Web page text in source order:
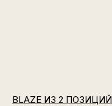
BLAZE ИЗ 2 ПОЗИЦИЙ